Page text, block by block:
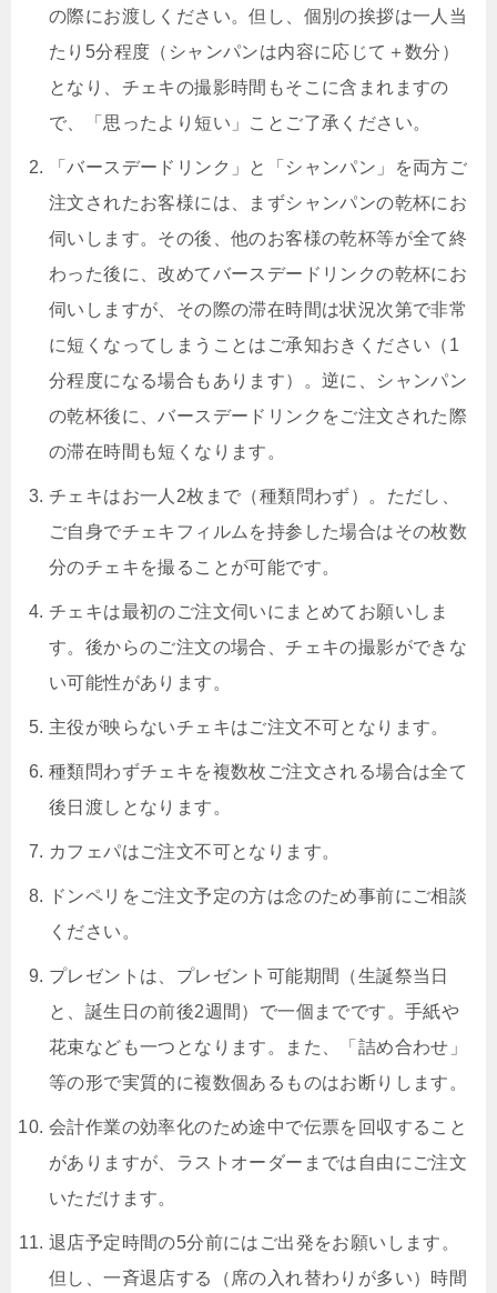
の際にお渡しください。但し、個別の挨拶は一人当
たり5分程度（シャンパンは内容に応じて＋数分）
となり、チェキの撮影時間もそこに含まれますの
で、「思ったより短い」ことご了承ください。
「バースデードリンク」と「シャンパン」を両方ご
注文されたお客様には、まずシャンパンの乾杯にお
伺いします。その後、他のお客様の乾杯等が全て終
わった後に、改めてバースデードリンクの乾杯にお
伺いしますが、その際の滞在時間は状況次第で非常
に短くなってしまうことはご承知おきください（1
分程度になる場合もあります）。逆に、シャンパン
の乾杯後に、バースデードリンクをご注文された際
の滞在時間も短くなります。
チェキはお一人2枚まで（種類問わず）。ただし、
ご自身でチェキフィルムを持参した場合はその枚数
分のチェキを撮ることが可能です。
チェキは最初のご注文伺いにまとめてお願いしま
す。後からのご注文の場合、チェキの撮影ができな
い可能性があります。
主役が映らないチェキはご注文不可となります。
種類問わずチェキを複数枚ご注文される場合は全て
後日渡しとなります。
カフェパはご注文不可となります。
ドンペリをご注文予定の方は念のため事前にご相談
ください。
プレゼントは、プレゼント可能期間（生誕祭当日
と、誕生日の前後2週間）で一個までです。手紙や
花束なども一つとなります。また、「詰め合わせ」
等の形で実質的に複数個あるものはお断りします。
会計作業の効率化のため途中で伝票を回収すること
がありますが、ラストオーダーまでは自由にご注文
いただけます。
退店予定時間の5分前にはご出発をお願いします。
但し、一斉退店する（席の入れ替わりが多い）時間